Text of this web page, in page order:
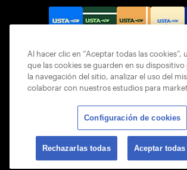
© 2026 USTA ALL RIGHTS
Al hacer clic en “Aceptar todas las cookies”,
que las cookies se guarden en su
la navegación del sitio, analizar el uso del
colaborar con nuestros estudios para
Configuración de cookies
Rechazarlas todas Aceptar